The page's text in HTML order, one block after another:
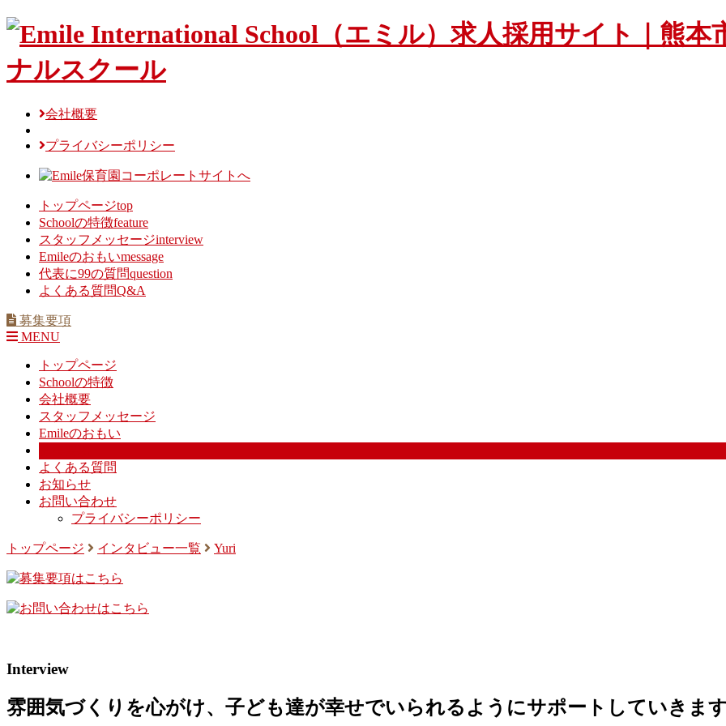
Skip
会社概要
プライバシーポリシー
トップページtop
Schoolの特徴feature
スタッフメッセージinterview
Emileのおもいmessage
代表に99の質問question
よくある質問Q&A
募集要項
MENU
トップページ
Schoolの特徴
会社概要
スタッフメッセージ
Emileのおもい
よくある質問
お知らせ
お問い合わせ
プライバシーポリシー
トップページ インタビュー一覧 Yuri
Interview
雰囲気づくりを心がけ、子ども達が幸せでいられるようにサポートしていきま